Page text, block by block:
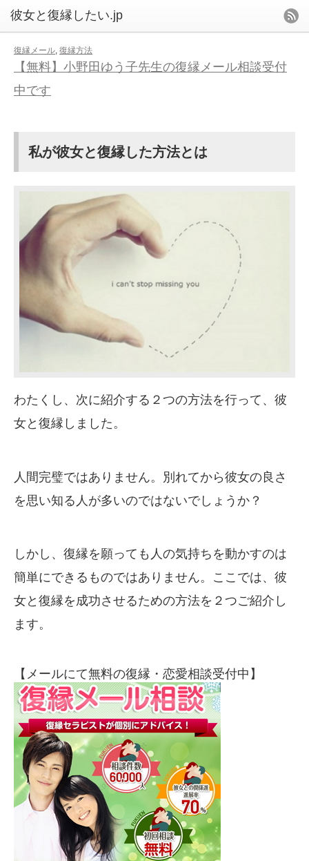
復縁メール, 復縁方法
【無料】小野田ゆう子先生の復縁メール相談受付
中です
私が彼女と復縁した方法とは
わたくし、次に紹介する２つの方法を行って、彼
女と復縁しました。
人間完璧ではありません。別れてから彼女の良さ
を思い知る人が多いのではないでしょうか？
しかし、復縁を願っても人の気持ちを動かすのは
簡単にできるものではありません。ここでは、彼
女と復縁を成功させるための方法を２つご紹介し
ます。
【メールにて無料の復縁・恋愛相談受付中】